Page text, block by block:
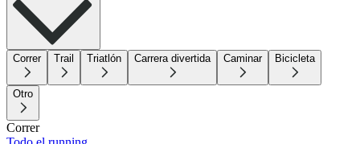
Correr Trail Triatlón Carrera divertida Caminar Bicicleta
Otro
Correr